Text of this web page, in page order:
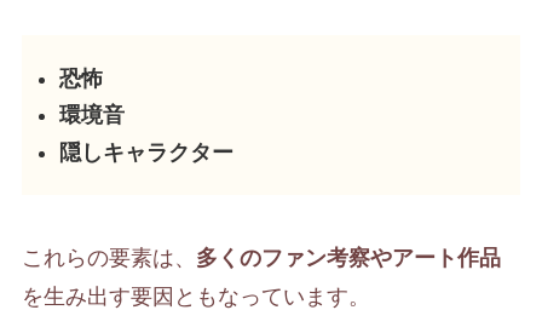
恐怖
環境音
隠しキャラクター
これらの要素は、 多くのファン考察やアート作品
を生み出す要因ともなっています。